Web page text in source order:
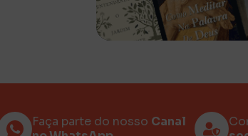
Faça parte do nosso Canal